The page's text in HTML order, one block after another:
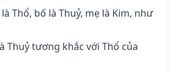
Thổ, bố là Thuỷ, mẹ là Kim, như
Thuỷ tương khắc với Thổ của